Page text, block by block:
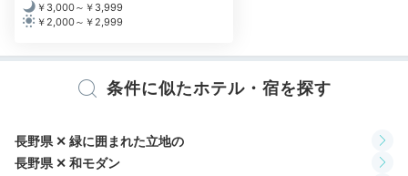
￥3,000～￥3,999
￥2,000～￥2,999
条件に似たホテル・宿を探す
長野県 ✕ 緑に囲まれた立地の
長野県 ✕ 和モダン